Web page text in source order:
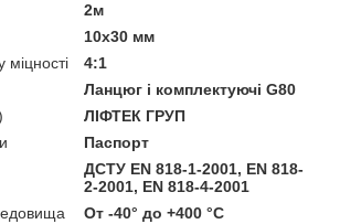
2м
10х30 мм
міцності
4:1
Ланцюг і комплектуючі G80
ЛІФТЕК ГРУП
Паспорт
ДСТУ EN 818-1-2001, EN 818-
2-2001, EN 818-4-2001
От -40° до +400 °С